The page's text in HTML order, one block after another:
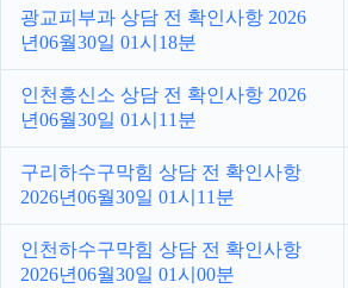
광교피부과 상담 전 확인사항 2026
년06월30일 01시18분
인천흥신소 상담 전 확인사항 2026
년06월30일 01시11분
구리하수구막힘 상담 전 확인사항
2026년06월30일 01시11분
인천하수구막힘 상담 전 확인사항
2026년06월30일 01시00분